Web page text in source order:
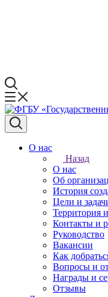
О нас
Назад
О нас
Об
История
Цели и
Территория
Контакты и
Руководство
Вакансии
Как
Вопросы и
Награды и
Отзывы